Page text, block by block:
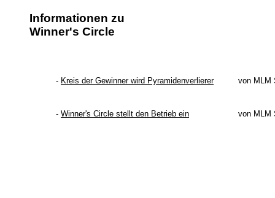
Informationen zu
Winner's Circle
- Kreis der Gewinner wird Pyramidenverlierer von MLM
- Winner's Circle stellt den Betrieb ein von MLM